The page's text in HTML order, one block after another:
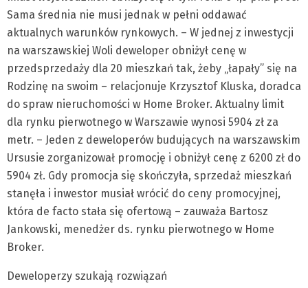
Sama średnia nie musi jednak w pełni oddawać
aktualnych warunków rynkowych. – W jednej z inwestycji
na warszawskiej Woli deweloper obniżył cenę w
przedsprzedaży dla 20 mieszkań tak, żeby „łapały” się na
Rodzinę na swoim – relacjonuje Krzysztof Kluska, doradca
do spraw nieruchomości w Home Broker. Aktualny limit
dla rynku pierwotnego w Warszawie wynosi 5904 zł za
metr. – Jeden z deweloperów budujących na warszawskim
Ursusie zorganizował promocję i obniżył cenę z 6200 zł do
5904 zł. Gdy promocja się skończyła, sprzedaż mieszkań
stanęła i inwestor musiał wrócić do ceny promocyjnej,
która de facto stała się ofertową – zauważa Bartosz
Jankowski, menedżer ds. rynku pierwotnego w Home
Broker.
Deweloperzy szukają rozwiązań